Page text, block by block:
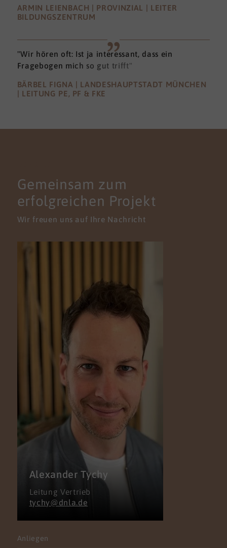
ARMIN LEIENBACH | PROVINZIAL | LEITER
BILDUNGSZENTRUM
"Wir hören oft: Ist ja interessant, dass ein
Fragebogen mich so gut trifft"
BÄRBEL FIGNA | LANDESHAUPTSTADT MÜNCHEN
| LEITUNG PE, PF & FKE
Gemeinsam zum
erfolgreichen Projekt
Wir freuen uns auf Ihre Nachricht
Alexander Tychy
Leitung Vertrieb
tychy@dnla.de
Anliegen